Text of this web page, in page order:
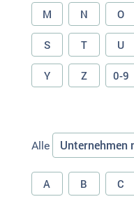
M N O
S T U
Y Z 0-9
Alle Unternehmen
A B C